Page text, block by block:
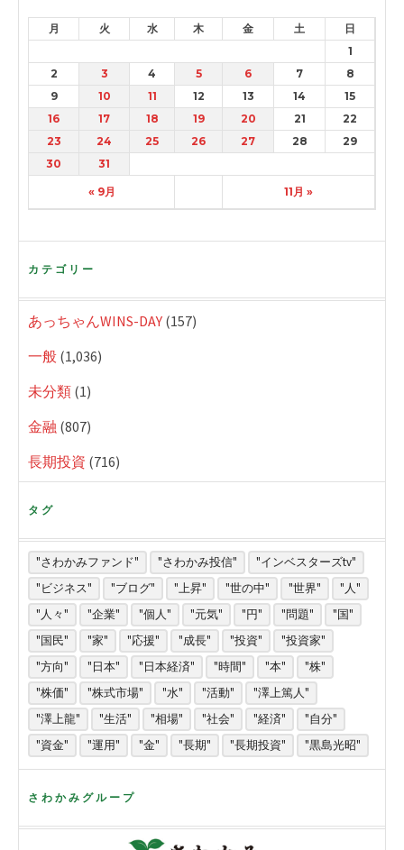
月 火 水 木 金 土 日
« 9月 11月 »
1
2
3 4 5 6 7
8
9
10 11 12 13 14
15
16
17 18 19 20 21
22
23
24 25 26 27 28
29
30
31
カテゴリー
あっちゃんWINS-DAY (157)
一般 (1,036)
未分類 (1)
金融 (807)
長期投資 (716)
タグ
"さわかみファンド" "さわかみ投信"
"インベスターズtv"
"ビジネス"
"ブログ" "上昇" "世の中" "世界"
"人"
"人々"
"企業" "個人" "元気" "円" "問題"
"国"
"国民"
"家" "応援" "成長" "投資"
"投資家"
"方向"
"日本" "日本経済" "時間" "本"
"株"
"株価"
"株式市場" "水" "活動"
"澤上篤人"
"澤上龍"
"生活" "相場" "社会" "経済"
"自分"
"資金"
"運用" "金" "長期" "長期投資" "黒島光昭"
さわかみグループ